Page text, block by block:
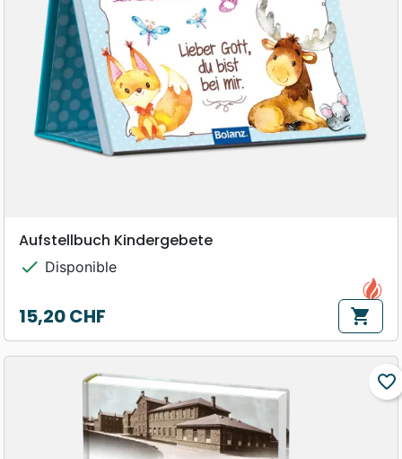
Aufstellbuch Kindergebete
check Disponible
Prix
15,20 CHF shopping_cart
favorite_border